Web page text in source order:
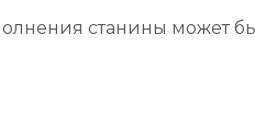
станины может